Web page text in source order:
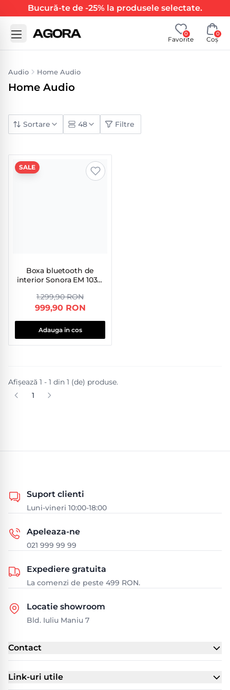
Bucură-te de -25% la produsele selectate.
0
Favorite
0
Coș
Audio Home Audio
Home Audio
Sortare 48 Filtre
SALE
Boxa bluetooth de
interior Sonora EM 1030,
1.299,90 RON
999,90 RON
Adauga in cos
Afișează 1 - 1 din 1 (de) produse.
1
Suport clienti
Luni-vineri 10:00-18:00
Apeleaza-ne
021 999 99 99
Expediere gratuita
La comenzi de peste 499 RON.
Locatie showroom
Bld. Iuliu Maniu 7
Contact
Link-uri utile